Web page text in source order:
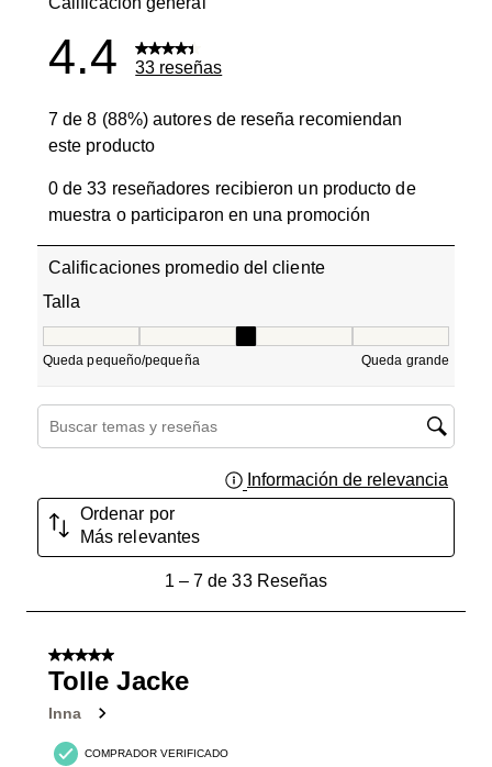
4.4 33 reseñas
7 de 8 (88%) autores de reseña recomiendan
este producto
0 de 33 reseñadores recibieron un producto de
muestra o participaron en una promoción
Calificaciones promedio del cliente
Talla
Queda pequeño/pequeña Queda grande
Región de búsqueda de temas y reseñas
Información de relevancia
Ordenar por
Más relevantes
Reseñas.
1– 7 de 33 Reseñas
5 de 5 estrellas.
Tolle Jacke
Inna
COMPRADOR VERIFICADO